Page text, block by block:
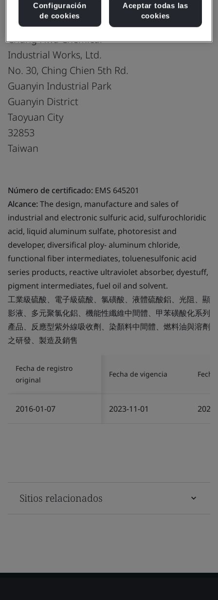
Chung Hwa Chemical
Industrial Works, Ltd.
No. 30, Ching Chien 5th Rd.
Guanyin Industrial Park
Guanyin District
Taoyuan City
32853
Taiwan
Número de certificado: EMS 645201
Alcance:The design, manufacture and sales of
industrial and electronic sulfuric acid, sulfurochloridic
acid, liquid aluminum sulfate, photoresist and
developer, diversifical ploy- aluminum chloride,
functional fiber intermediates, toluenesulfonic acid
series products, reactive ultraviolet absorber, dyestuff,
pigment intermediates, fuel oil and solvent.
工業級硫酸、電子級硫酸、氯磺酸、液體硫酸鋁、光阻、顯
影液、多元聚氯化鋁、機能性纖維中間體、甲苯磺酸化系列
產品、反應型紫外線吸收劑、染顏料中間體、燃料油與溶劑
之研發、製造及銷售
Fecha de registro
original
Fecha de vigencia
2016-01-07 2023-11-01
Sitios relacionados
Configuración
de cookies
Aceptar todas las
cookies